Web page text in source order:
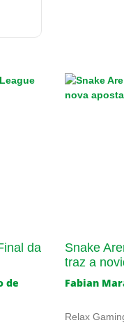
da
de
Snake
traz a
Fabian
Relax